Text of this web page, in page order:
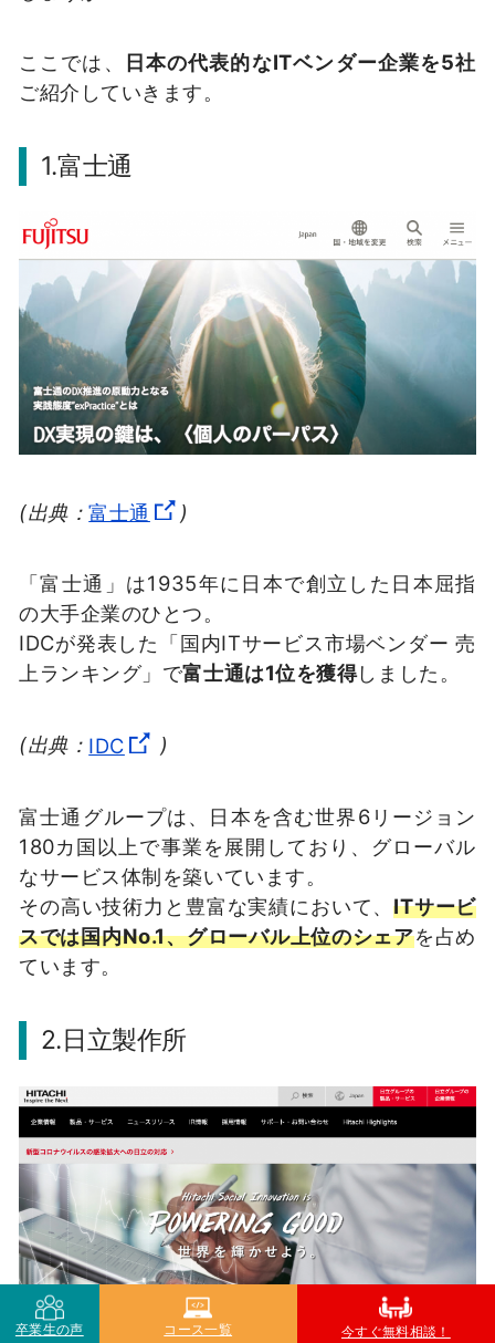
ここでは、
日本の代表的なITベンダー企業を5社
ご紹介していきます。
1.富士通
(出典：富士通 )
「富士通」は1935年に日本で創立した日本屈指
の大手企業のひとつ。
IDCが発表した「国内ITサービス市場ベンダー 売
上ランキング」で富士通は1位を獲得しました。
(出典： IDC )
富⼠通グループは、⽇本を含む世界6リージョン
180カ国以上で事業を展開しており、グローバル
なサービス体制を築いています。
その高い技術力と豊富な実績において、ITサービ
スでは国内No.1、グローバル上位のシェアを占め
ています。
2.日立製作所
卒業生の声 コース一覧 今すぐ無料相談！